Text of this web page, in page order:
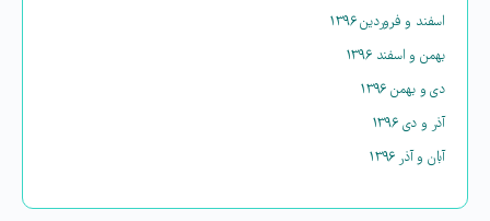
اسفند و فروردین ۱۳۹۶
بهمن و اسفند ۱۳۹۶
دی و بهمن ۱۳۹۶
آذر و دی ۱۳۹۶
آبان و آذر ۱۳۹۶